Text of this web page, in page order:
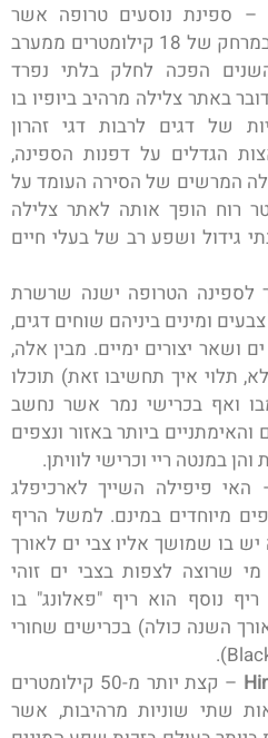
– ספינת נוסעים טרופה אשר
הגיעה לסופה הטראגי במרחק של 18 קילומטרים ממערב
הפכה לחלק בלתי נפרד
באתר צלילה מרהיב ביופיו בו
של דגים לרבות דגי זהרון
הגדלים על דפנות הספינה,
המרשים של הסירה העומד על
אורך ו-25 מטר רוח הופך אותה לאתר צלילה
גידול ושפע רב של בעלי חיים
הטרופה ישנה שרשרת
ומינים ביניהם שוחים דגים,
ים ושאר יצורים ימיים. מבין אלה,
תלוי איך תחשיבו זאת) תוכלו
ואף בכרישי נמר אשר נחשב
ביותר באזור ונצפים
במנטה ריי וכרישי לוויתן.
האי פיפילה השייך לארכיפלג
מיוחדים במינם. למשל הריף
בו שמושך אליו צבי ים לאורך
שרוצה לצפות בצבי ים זוהי
נוסף הוא ריף "פאלונג" בו
השנה כולה) בכרישים שחורי
– קצת יותר מ-50 קילומטרים
שתי שוניות מרהיבות, אשר